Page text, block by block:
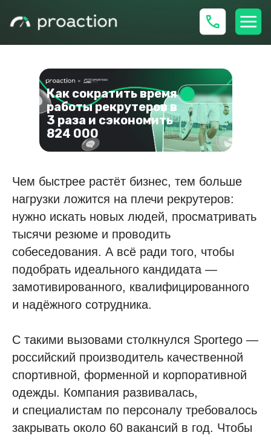
Как сократить время
работы рекрутеров в
3 раза и сэкономить
824 000
Чем быстрее растёт бизнес, тем больше
нагрузки ложится на плечи рекрутеров:
нужно искать новых людей, просматривать
тысячи резюме и проводить
собеседования. А всё ради того, чтобы
подобрать идеального кандидата —
замотивированного, квалифицированного
и надёжного сотрудника.
С такими вызовами столкнулся Sportego —
российский производитель качественной
спортивной, форменной и корпоративной
одежды. Компания развивалась,
и специалистам по персоналу требовалось
закрывать около 60 вакансий в год. Чтобы